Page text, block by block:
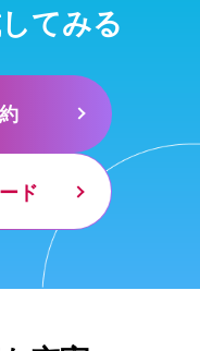
てみる
ド